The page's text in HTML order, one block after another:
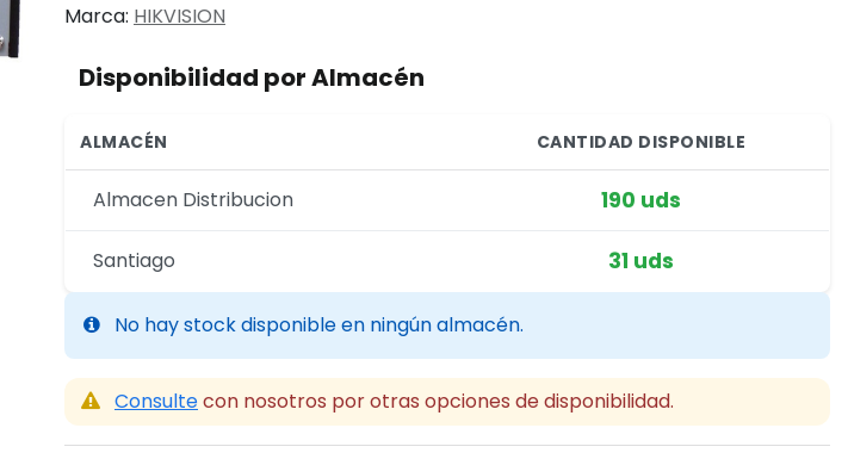
Marca: HIKVISION
Disponibilidad por Almacén
ALMACÉN CANTIDAD DISPONIBLE
Almacen Distribucion 190 uds
Santiago 31 uds
No hay stock disponible en ningún almacén.
Consultecon nosotros por otras opciones de disponibilidad.